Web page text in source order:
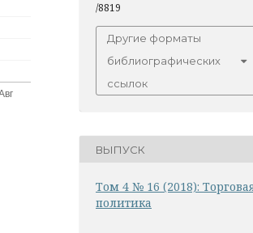
/8819
Другие форматы
библиографических
ссылок
ВЫПУСК
Том 4 № 16 (2018):
политика